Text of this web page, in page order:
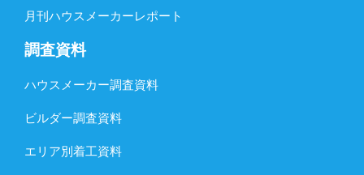
月刊ハウスメーカーレポート
調査資料
ハウスメーカー調査資料
ビルダー調査資料
エリア別着工資料